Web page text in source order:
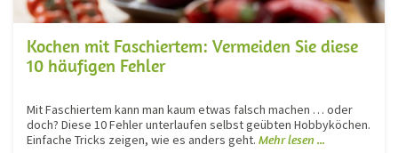
Kochen mit Faschiertem: Vermeiden Sie diese
10 häufigen Fehler
Mit Faschiertem kann man kaum etwas falsch machen … oder
doch? Diese 10 Fehler unterlaufen selbst geübten Hobbyköchen.
Einfache Tricks zeigen, wie es anders geht. Mehr lesen ...